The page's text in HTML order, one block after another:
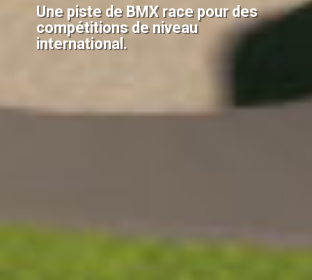
Une piste de BMX race pour des
compétitions de niveau
international.